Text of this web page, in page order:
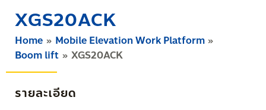
XGS20ACK
Home
Mobile Elevation Work Platform
Boom lift
XGS20ACK
รายละเอียด